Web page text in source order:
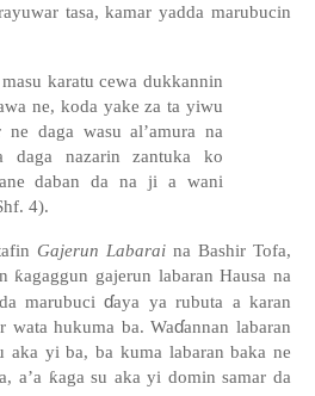
tasa, kamar yadda marubucin
karatu cewa dukkannin
ne, koda yake za ta yiwu
ne daga wasu al’amura na
daga nazarin zantuka ko
daban da na ji a wani
4).
Gajerun Labaraina Bashir Tofa,
ƙagaggun gajerun labaran Hausa na
marubuciɗaya ya rubuta a karan
wata hukuma ba. Waɗannan labaran
aka yi ba, ba kuma labaran baka ne
a’a ƙaga su aka yi domin samar da